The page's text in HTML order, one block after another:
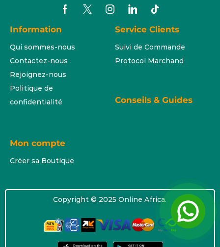
Information
Qui sommes-nous
Contactez-nous
Rejoignez-nous
Politique de
confidentialité
Service Clients
Suivi de Commande
Protocol Marchand
Conseils & Guides
Mon compte
Créer sa Boutique
Copyright © 2025 Online Africa.